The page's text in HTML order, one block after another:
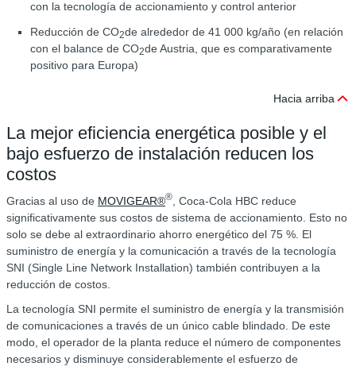
con la tecnología de accionamiento y control anterior
Reducción de CO2de alrededor de 41 000 kg/año (en relación
con el balance de CO2de Austria, que es comparativamente
positivo para Europa)
Hacia arriba
La mejor eficiencia energética posible y el
bajo esfuerzo de instalación reducen los
costos
Gracias al uso de MOVIGEAR®®
, Coca-Cola HBC reduce
significativamente sus costos de sistema de accionamiento. Esto no
solo se debe al extraordinario ahorro energético del 75 %. El
suministro de energía y la comunicación a través de la tecnología
SNI (Single Line Network Installation) también contribuyen a la
reducción de costos.
La tecnología SNI permite el suministro de energía y la transmisión
de comunicaciones a través de un único cable blindado. De este
modo, el operador de la planta reduce el número de componentes
necesarios y disminuye considerablemente el esfuerzo de